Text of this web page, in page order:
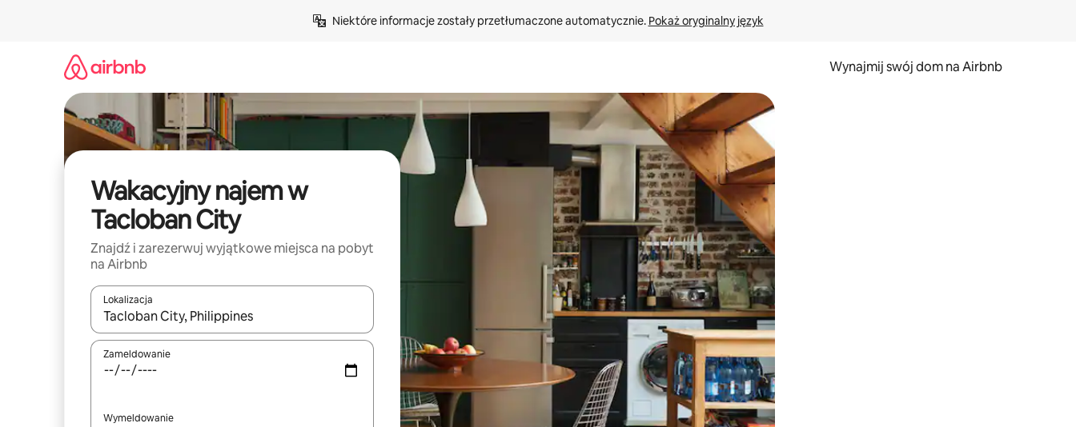
Niektóre informacje zostały przetłumaczone automatycznie. Pokaż oryginalny język
Wynajmij swój dom na Airbnb
Wakacyjny najem w
Tacloban City
Znajdź i zarezerwuj wyjątkowe miejsca na pobyt
na Airbnb
Lokalizacja
Gdy wyniki będą dostępne, możesz poruszać się po nich za pomocą klawiszy strzałek w górę i w dół lub przeglądać je za pomocą gestów dotykowych lub przesuwania.
Zameldowanie
Wymeldowanie